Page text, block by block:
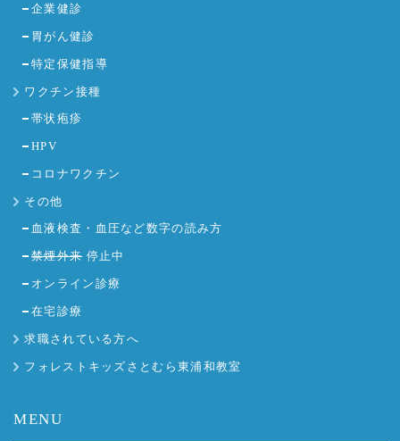
企業健診
胃がん健診
特定保健指導
ワクチン接種
帯状疱疹
HPV
コロナワクチン
その他
血液検査・血圧など数字の読み方
禁煙外来停止中
オンライン診療
在宅診療
求職されている方へ
フォレストキッズさとむら東浦和教室
MENU